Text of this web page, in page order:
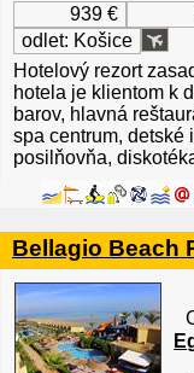
939 €
odlet: Košice
Hotelový rezort
hotela je klientom k
barov, hlavná
spa centrum, detské
posilňovňa,
Bellagio Beach